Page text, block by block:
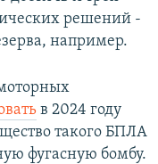
решений -
например.
в 2024 году
такого БПЛА
фугасную бомбу.